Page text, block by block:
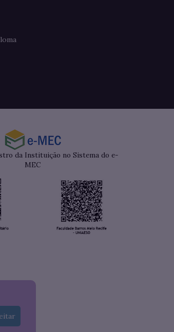
da Instituição no Sistema do e-
MEC